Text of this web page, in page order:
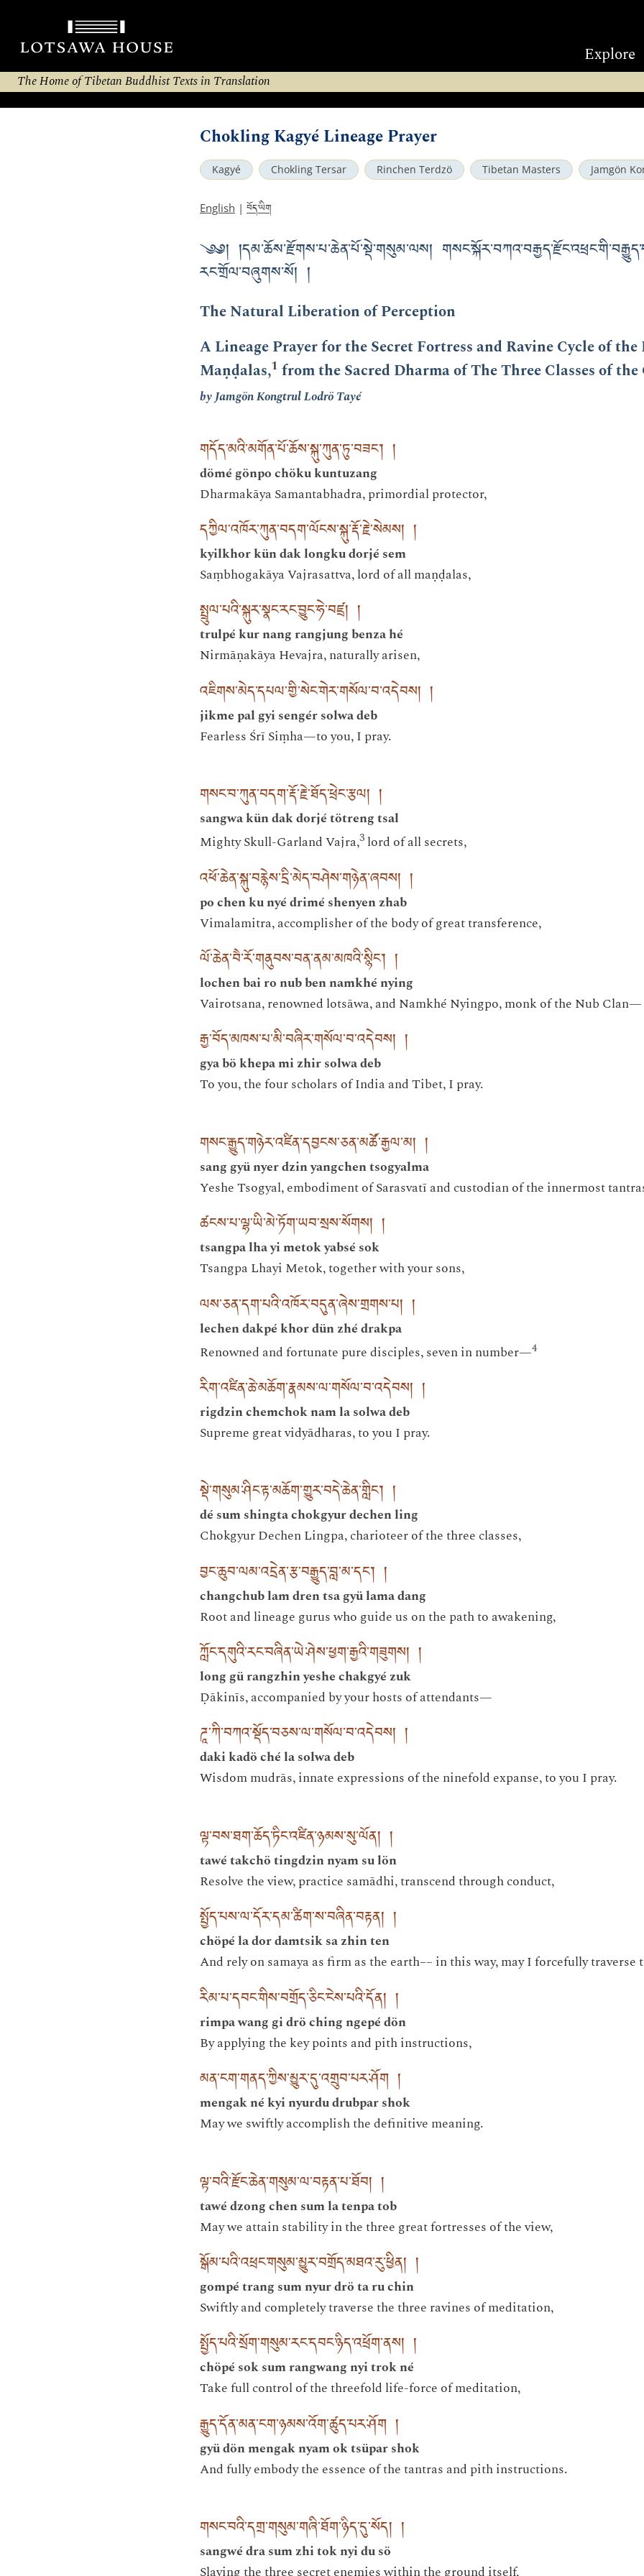
Explore
The Home of Tibetan Buddhist Texts in Translation
Chokling Kagyé Lineage Prayer
Kagyé Chokling Tersar Rinchen Terdzö Tibetan Masters Jamgön
English | བོད་ཡིག
༄༅། །དམ་ཆོས་རྫོགས་པ་ཆེན་པོ་སྡེ་གསུམ་ལས།
རང་གྲོལ་བཞུགས་སོ། །
The Natural Liberation of Perception
A Lineage Prayer for the Secret Fortress and Ravine Cycle of
Maṇḍalas,1 from the Sacred Dharma of The Three Classes of
by Jamgön Kongtrul Lodrö Tayé
གདོད་མའི་མགོན་པོ་ཆོས་སྐུ་ཀུན་ཏུ་བཟང་། །
dömé gönpo chöku kuntuzang
Dharmakāya Samantabhadra, primordial protector,
དཀྱིལ་འཁོར་ཀུན་བདག་ལོངས་སྐུ་རྡོ་རྗེ་སེམས། །
kyilkhor kün dak longku dorjé sem
Saṃbhogakāya Vajrasattva, lord of all maṇḍalas,
སྤྲུལ་པའི་སྐུར་སྣང་རང་བྱུང་ཧེ་བཛྲ། །
trulpé kur nang rangjung benza hé
Nirmāṇakāya Hevajra, naturally arisen,
འཇིགས་མེད་དཔལ་གྱི་སེང་གེར་གསོལ་བ་འདེབས། །
jikme pal gyi sengér solwa deb
Fearless Śrī Siṃha—to you, I pray.
གསང་བ་ཀུན་བདག་རྡོ་རྗེ་ཐོད་ཕྲེང་རྩལ། །
sangwa kün dak dorjé tötreng tsal
Mighty Skull-Garland Vajra,3 lord of all secrets,
འཕོ་ཆེན་སྐུ་བརྙེས་དྲི་མེད་བཤེས་གཉེན་ཞབས། །
po chen ku nyé drimé shenyen zhab
Vimalamitra, accomplisher of the body of great transference,
ལོ་ཆེན་བཻ་རོ་གནུབས་བན་ནམ་མཁའི་སྙིང་། །
lochen bai ro nub ben namkhé nying
Vairotsana, renowned lotsāwa, and Namkhé Nyingpo, monk of the Nub Clan—
རྒྱ་བོད་མཁས་པ་མི་བཞིར་གསོལ་བ་འདེབས། །
gya bö khepa mi zhir solwa deb
To you, the four scholars of India and Tibet, I pray.
གསང་རྒྱུད་གཉེར་འཛིན་དབྱངས་ཅན་མཚོ་རྒྱལ་མ། །
sang gyü nyer dzin yangchen tsogyalma
Yeshe Tsogyal, embodiment of Sarasvatī and custodian of the innermost
ཚངས་པ་ལྷ་ཡི་མེ་ཏོག་ཡབ་སྲས་སོགས། །
tsangpa lha yi metok yabsé sok
Tsangpa Lhayi Metok, together with your sons,
ལས་ཅན་དག་པའི་འཁོར་བདུན་ཞེས་གྲགས་པ། །
lechen dakpé khor dün zhé drakpa
Renowned and fortunate pure disciples, seven in number—4
རིག་འཛིན་ཆེ་མཆོག་རྣམས་ལ་གསོལ་བ་འདེབས། །
rigdzin chemchok nam la solwa deb
Supreme great vidyādharas, to you I pray.
སྡེ་གསུམ་ཤིང་རྟ་མཆོག་གྱུར་བདེ་ཆེན་གླིང་། །
dé sum shingta chokgyur dechen ling
Chokgyur Dechen Lingpa, charioteer of the three classes,
བྱང་ཆུབ་ལམ་འདྲེན་རྩ་བརྒྱུད་བླ་མ་དང་། །
changchub lam dren tsa gyü lama dang
Root and lineage gurus who guide us on the path to awakening,
ཀློང་དགུའི་རང་བཞིན་ཡེ་ཤེས་ཕྱག་རྒྱའི་གཟུགས། །
long gü rangzhin yeshe chakgyé zuk
Ḍākinīs, accompanied by your hosts of attendants—
ཌཱ་ཀི་བཀའ་སྡོད་བཅས་ལ་གསོལ་བ་འདེབས། །
daki kadö ché la solwa deb
Wisdom mudrās, innate expressions of the ninefold expanse, to you I pray.
ལྟ་བས་ཐག་ཆོད་ཏིང་འཛིན་ཉམས་སུ་ལོན། །
tawé takchö tingdzin nyam su lön
Resolve the view, practice samādhi, transcend through conduct,
སྤྱོད་པས་ལ་དོར་དམ་ཚིག་ས་བཞིན་བརྟན། །
chöpé la dor damtsik sa zhin ten
And rely on samaya as firm as the earth–– in this way, may I forcefully traverse
རིམ་པ་དབང་གིས་བགྲོད་ཅིང་ངེས་པའི་དོན། །
rimpa wang gi drö ching ngepé dön
By applying the key points and pith instructions,
མན་ངག་གནད་ཀྱིས་མྱུར་དུ་འགྲུབ་པར་ཤོག །
mengak né kyi nyurdu drubpar shok
May we swiftly accomplish the definitive meaning.
ལྟ་བའི་རྫོང་ཆེན་གསུམ་ལ་བརྟན་པ་ཐོབ། །
tawé dzong chen sum la tenpa tob
May we attain stability in the three great fortresses of the view,
སྒོམ་པའི་འཕྲང་གསུམ་མྱུར་བགྲོད་མཐའ་རུ་ཕྱིན། །
gompé trang sum nyur drö ta ru chin
Swiftly and completely traverse the three ravines of meditation,
སྤྱོད་པའི་སྲོག་གསུམ་རང་དབང་ཉིད་འཕྲོག་ནས། །
chöpé sok sum rangwang nyi trok né
Take full control of the threefold life-force of meditation,
རྒྱུད་དོན་མན་ངག་ཉམས་འོག་ཚུད་པར་ཤོག །
gyü dön mengak nyam ok tsüpar shok
And fully embody the essence of the tantras and pith instructions.
གསང་བའི་དགྲ་གསུམ་གཞི་ཐོག་ཉིད་དུ་སོད། །
sangwé dra sum zhi tok nyi du sö